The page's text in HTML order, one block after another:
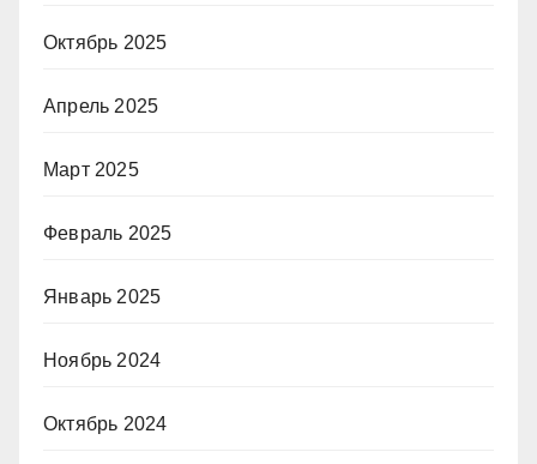
Октябрь 2025
Апрель 2025
Март 2025
Февраль 2025
Январь 2025
Ноябрь 2024
Октябрь 2024